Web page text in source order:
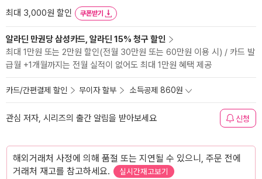
최대 3,000원 할인
쿠폰받기
알라딘 만권당 삼성카드, 알라딘 15% 청구 할인
최대 1만원 또는 2만원 할인(전월 30만원 또는 60만원 이용 시) / 카드 발
급월 +1개월까지는 전월 실적이 없어도 최대 1만원 혜택 제공
카드/간편결제 할인 무이자 할부 소득공제 860원
관심 저자, 시리즈의 출간 알림을 받아보세요 신청
해외거래처 사정에 의해 품절 또는 지연될 수 있으니, 주문 전에
거래처 재고를 참고하세요.
실시간재고보기